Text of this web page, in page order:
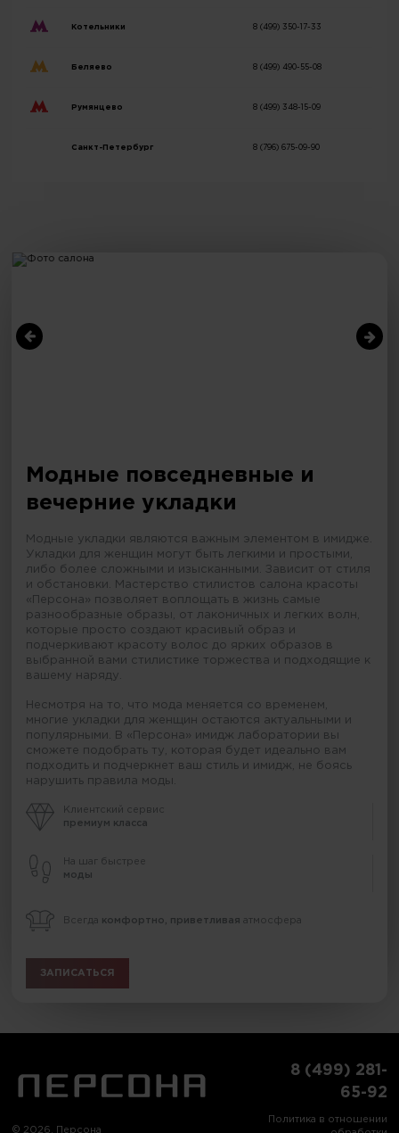
Котельники 8 (499) 350-17-33
Беляево 8 (499) 490-55-08
Румянцево 8 (499) 348-15-09
Санкт-Петербург 8 (796) 675-09-90
Модные повседневные и
вечерние укладки
Модные укладки являются важным элементом в имидже.
Укладки для женщин могут быть легкими и простыми,
либо более сложными и изысканными. Зависит от стиля
и обстановки. Мастерство стилистов салона красоты
«Персона» позволяет воплощать в жизнь самые
разнообразные образы, от лаконичных и легких волн,
которые просто создают красивый образ и
подчеркивают красоту волос до ярких образов в
выбранной вами стилистике торжества и подходящие к
вашему наряду.
Несмотря на то, что мода меняется со временем,
многие укладки для женщин остаются актуальными и
популярными. В «Персона» имидж лаборатории вы
сможете подобрать ту, которая будет идеально вам
подходить и подчеркнет ваш стиль и имидж, не боясь
нарушить правила моды.
Клиентский сервис
премиум класса
На шаг быстрее
моды
Всегда комфортно, приветливая атмосфера
ЗАПИСАТЬСЯ
© 2026, Персона
8 (499) 281-
65-92
Политика в отношении